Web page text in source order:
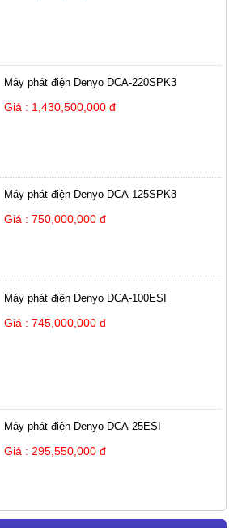
Máy phát điện Denyo DCA-220SPK3
Giá : 1,430,500,000 đ
Máy phát điện Denyo DCA-125SPK3
Giá : 750,000,000 đ
Máy phát điện Denyo DCA-100ESI
Giá : 745,000,000 đ
Máy phát điện Denyo DCA-25ESI
Giá : 295,550,000 đ